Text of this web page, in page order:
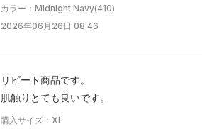
カラー：Midnight Navy(410)
2026年06月26日 08:46
リピート商品です。
肌触りとても良いです。
購入サイズ：XL